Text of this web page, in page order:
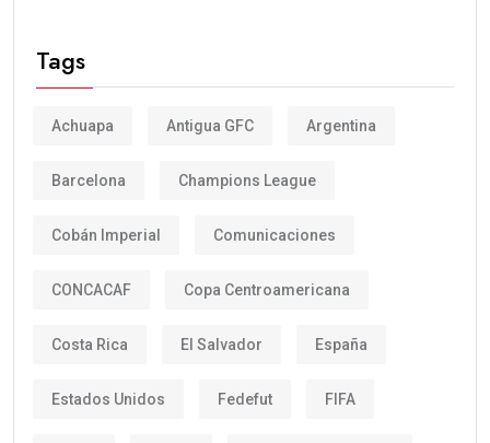
Tags
Achuapa Antigua GFC Argentina
Barcelona Champions League
Cobán Imperial Comunicaciones
CONCACAF Copa Centroamericana
Costa Rica El Salvador España
Estados Unidos Fedefut FIFA